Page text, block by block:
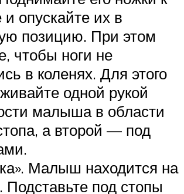
и опускайте их в
позицию. При этом
чтобы ноги не
в коленях. Для этого
одной рукой
малыша в области
а второй — под
Малыш находится на
Подставьте под стопы